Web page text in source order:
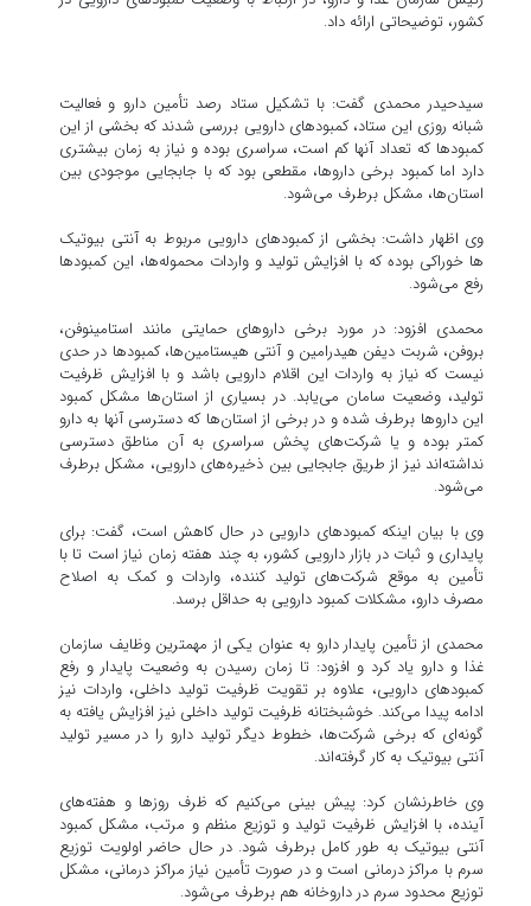
کشور، توضیحاتی ارائه داد.
سیدحیدر محمدی گفت: با تشکیل ستاد رصد تأمین دارو و فعالیت
شبانه روزی این ستاد، کمبودهای دارویی بررسی شدند که بخشی از این
کمبودها که تعداد آنها کم است، سراسری بوده و نیاز به زمان بیشتری
دارد اما کمبود برخی داروها، مقطعی بود که با جابجایی موجودی بین
استان‌ها، مشکل برطرف می‌شود.
وی اظهار داشت: بخشی از کمبودهای دارویی مربوط به آنتی بیوتیک
ها خوراکی بوده که با افزایش تولید و واردات محموله‌ها، این کمبودها
رفع می‌شود.
محمدی افزود: در مورد برخی داروهای حمایتی مانند استامینوفن،
بروفن، شربت دیفن هیدرامین و آنتی هیستامین‌ها، کمبودها در حدی
نیست که نیاز به واردات این اقلام دارویی باشد و با افزایش ظرفیت
تولید، وضعیت سامان می‌یابد. در بسیاری از استان‌ها مشکل کمبود
این داروها برطرف شده و در برخی از استان‌ها که دسترسی آنها به دارو
کمتر بوده و یا شرکت‌های پخش سراسری به آن مناطق دسترسی
نداشته‌اند نیز از طریق جابجایی بین ذخیره‌های دارویی، مشکل برطرف
می‌شود.
وی با بیان اینکه کمبودهای دارویی در حال کاهش است، گفت: برای
پایداری و ثبات در بازار دارویی کشور، به چند هفته زمان نیاز است تا با
تأمین به موقع شرکت‌های تولید کننده، واردات و کمک به اصلاح
مصرف دارو، مشکلات کمبود دارویی به حداقل برسد.
محمدی از تأمین پایدار دارو به عنوان یکی از مهمترین وظایف سازمان
غذا و دارو یاد کرد و افزود: تا زمان رسیدن به وضعیت پایدار و رفع
کمبودهای دارویی، علاوه بر تقویت ظرفیت تولید داخلی، واردات نیز
ادامه پیدا می‌کند. خوشبختانه ظرفیت تولید داخلی نیز افزایش یافته به
گونه‌ای که برخی شرکت‌ها، خطوط دیگر تولید دارو را در مسیر تولید
آنتی بیوتیک به کار گرفته‌اند.
وی خاطرنشان کرد: پیش بینی می‌کنیم که ظرف روزها و هفته‌های
آینده، با افزایش ظرفیت تولید و توزیع منظم و مرتب، مشکل کمبود
آنتی بیوتیک به طور کامل برطرف شود. در حال حاضر اولویت توزیع
سرم با مراکز درمانی است و در صورت تأمین نیاز مراکز درمانی، مشکل
توزیع محدود سرم در داروخانه هم برطرف می‌شود.